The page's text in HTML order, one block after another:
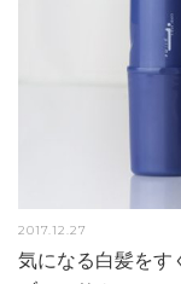
2017.12.27
気になる白髪をす